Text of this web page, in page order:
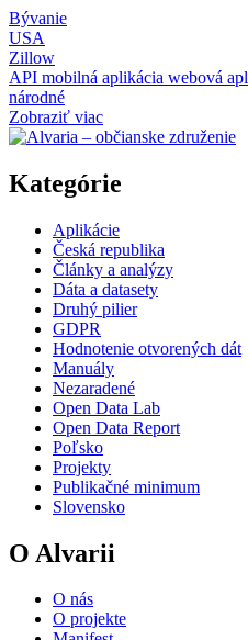
Bývanie
USA
Zillow
API mobilná aplikácia webová
národné
Zobraziť viac
Kategórie
Aplikácie
Česká republika
Články a analýzy
Dáta a datasety
Druhý pilier
GDPR
Hodnotenie otvorených dát
Manuály
Nezaradené
Open Data Lab
Open Data Report
Poľsko
Projekty
Publikačné minimum
Slovensko
O Alvarii
O nás
O projekte